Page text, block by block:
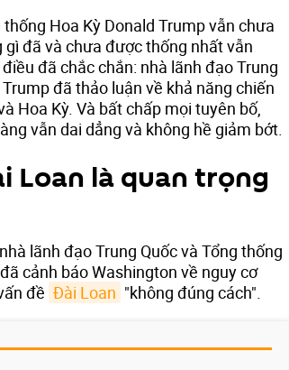
Hoa Kỳ Donald Trump vẫn chưa
đã và chưa được thống nhất vẫn
đã chắc chắn: nhà lãnh đạo Trung
đã thảo luận về khả năng chiến
Hoa Kỳ. Và bất chấp mọi tuyên bố,
vẫn dai dẳng và không hề giảm bớt.
Loan là quan trọng
lãnh đạo Trung Quốc và Tổng thống
cảnh báo Washington về nguy cơ
đề Đài Loan "không đúng cách".